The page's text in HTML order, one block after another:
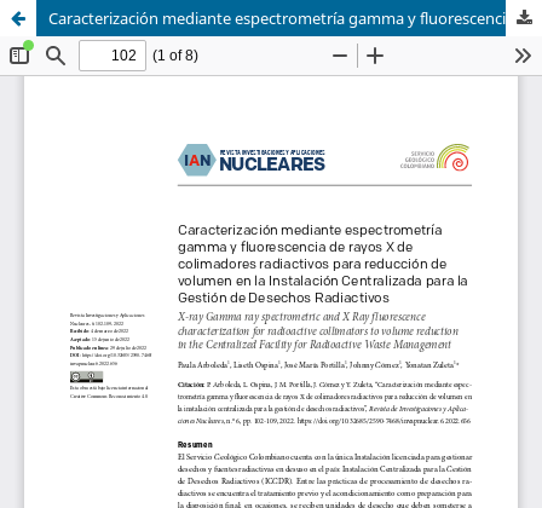
Caracterización mediante espectrometría gamma y fluorescencia de rayos X de colimadores radiactivos para reducción de volumen en la Instalación Centralizada para la Gestión de Desechos Radiactivos